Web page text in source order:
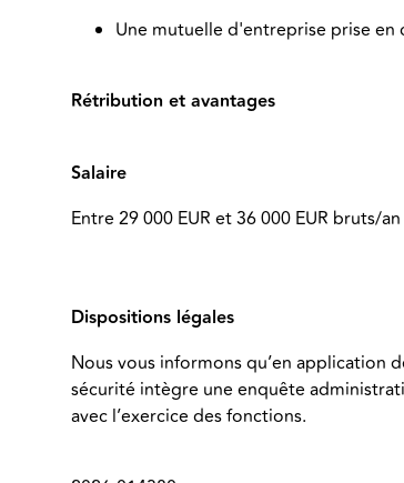
Une mutuelle d'entreprise prise
Rétribution et avantages
Salaire
Entre 29 000 EUR et 36 000 EUR bruts/an
Dispositions légales
Nous vous informons qu’en application
sécurité intègre une enquête
avec l’exercice des fonctions.